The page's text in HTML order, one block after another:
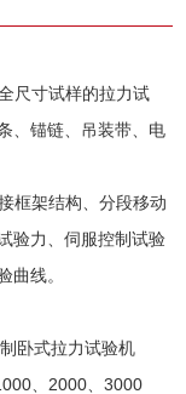
尺寸试样的拉力试
、锚链、吊装带、电
框架结构、分段移动
验力、伺服控制试验
曲线。
卧式拉力试验机
、2000、3000